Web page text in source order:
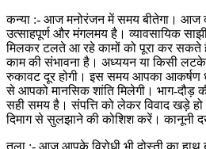
कन्या :- आज मनोरंजन में समय बीतेगा। आज
उत्साहपूर्ण और मंगलमय है। व्यावसायिक
मिलकर टलते आ रहे कामों को पूरा कर सकते
काम की संभावना है। अध्ययन या किसी
रुकावट दूर होगी। इस समय आपका आकर्षण
से आपको मानसिक शांति मिलेगी। भाग-दौड़
सही समय है। संपत्ति को लेकर विवाद खड़े
दिमाग से सुलझाने की कोशिश करें। कानूनी
तुला :- आज आपके विरोधी भी दोस्ती का